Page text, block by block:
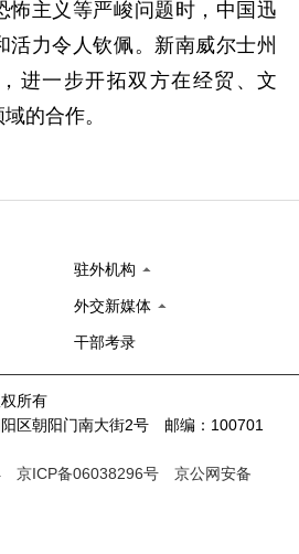
怖主义等严峻问题时，中国迅
活力令人钦佩。新南威尔士州
进一步开拓双方在经贸、文
的合作。
驻外机构
外交新媒体
干部考录
所有
区朝阳门南大街2号 邮编：100701
京ICP备06038296号
京公网安备